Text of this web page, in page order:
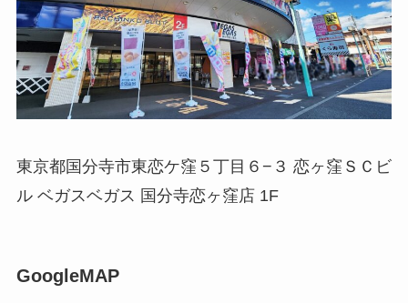
東京都国分寺市東恋ケ窪５丁目６−３ 恋ヶ窪ＳＣビ
ル ベガスベガス 国分寺恋ヶ窪店 1F
GoogleMAP